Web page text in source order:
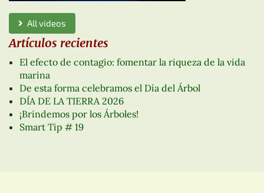
All videos
Artículos recientes
El efecto de contagio: fomentar la riqueza de la vida
marina
De esta forma celebramos el Día del Árbol
DÍA DE LA TIERRA 2026
¡Brindemos por los Árboles!
Smart Tip # 19